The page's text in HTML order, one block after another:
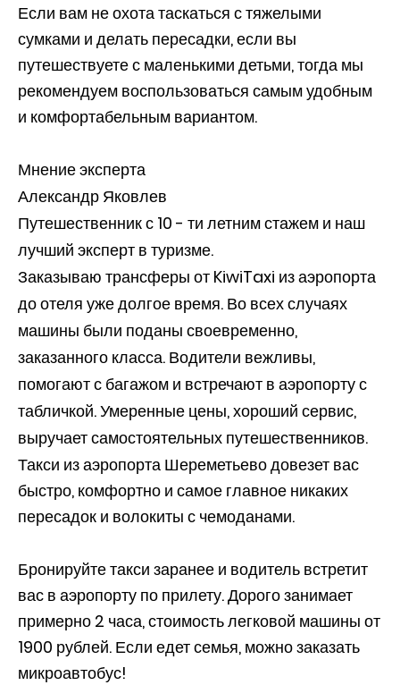
Если вам не охота таскаться с тяжелыми
сумками и делать пересадки, если вы
путешествуете с маленькими детьми, тогда мы
рекомендуем воспользоваться самым удобным
и комфортабельным вариантом.
Мнение эксперта
Александр Яковлев
Путешественник с 10 - ти летним стажем и наш
лучший эксперт в туризме.
Заказываю трансферы от KiwiTaxi из аэропорта
до отеля уже долгое время. Во всех случаях
машины были поданы своевременно,
заказанного класса. Водители вежливы,
помогают с багажом и встречают в аэропорту с
табличкой. Умеренные цены, хороший сервис,
выручает самостоятельных путешественников.
Такси из аэропорта Шереметьево довезет вас
быстро, комфортно и самое главное никаких
пересадок и волокиты с чемоданами.
Бронируйте такси заранее и водитель встретит
вас в аэропорту по прилету. Дорого занимает
примерно 2 часа, стоимость легковой машины от
1900 рублей. Если едет семья, можно заказать
микроавтобус!